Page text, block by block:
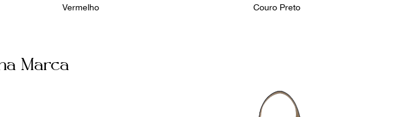
Vermelho
Couro Preto
Marca